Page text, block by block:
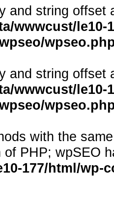
and string offset
wwwcust/le10-
and string offset
wwwcust/le10-
with the
PHP; wpSEO
177/html/